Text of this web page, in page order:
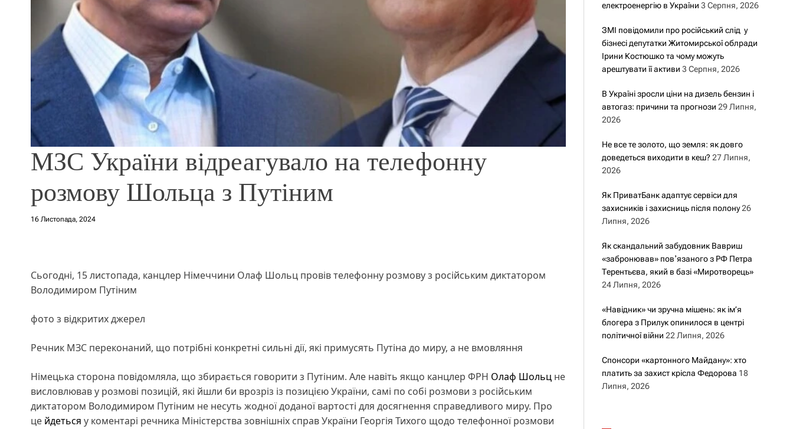
МЗС України відреагувало на телефонну
розмову Шольца з Путіним
16 Листопада, 2024
Сьогодні, 15 листопада, канцлер Німеччини Олаф Шольц провів телефонну розмову з російським диктатором
Володимиром Путіним
фото з відкритих джерел
Речник МЗС переконаний, що потрібні конкретні сильні дії, які примусять Путіна до миру, а не вмовляння
Німецька сторона повідомляла, що збирається говорити з Путіним. Але навіть якщо канцлер ФРН Олаф Шольц не
висловлював у розмові позицій, які йшли би врозріз із позицією України, самі по собі розмови з російським
диктатором Володимиром Путіним не несуть жодної доданої вартості для досягнення справедливого миру. Про
це йдеться у коментарі речника Міністерства зовнішніх справ України Георгія Тихого щодо телефонної розмови
електроенергію в України 3 Серпня, 2026
ЗМІ повідомили про російський слід у
бізнесі депутатки Житомирської облради
Ірини Костюшко та чому можуть
арештувати її активи 3 Серпня, 2026
В Україні зросли ціни на дизель бензин і
автогаз: причини та прогнози 29 Липня,
2026
Не все те золото, що земля: як довго
доведеться виходити в кеш? 27 Липня,
2026
Як ПриватБанк адаптує сервіси для
захисників і захисниць після полону 26
Липня, 2026
Як скандальний забудовник Вавриш
«забронював» повʼязаного з РФ Петра
Терентьєва, який в базі «Миротворець»
24 Липня, 2026
«Навідник» чи зручна мішень: як ім’я
блогера з Прилук опинилося в центрі
політичної війни 22 Липня, 2026
Спонсори «картонного Майдану»: хто
платить за захист крісла Федорова 18
Липня, 2026